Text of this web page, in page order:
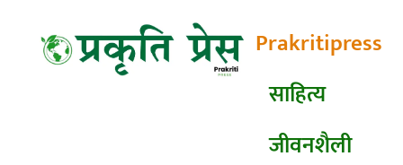
Prakritipress
साहित्य
जीवनशैली